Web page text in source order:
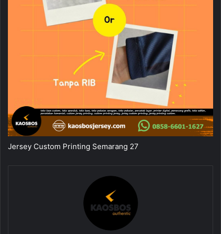
Jersey Custom Printing Semarang 27